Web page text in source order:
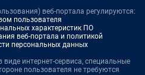
веб-портала регулируются:
пользователя
характеристик ПО
веб-портала и политикой
персональных данных
виде интернет-сервиса, специальные
пользователя не требуются